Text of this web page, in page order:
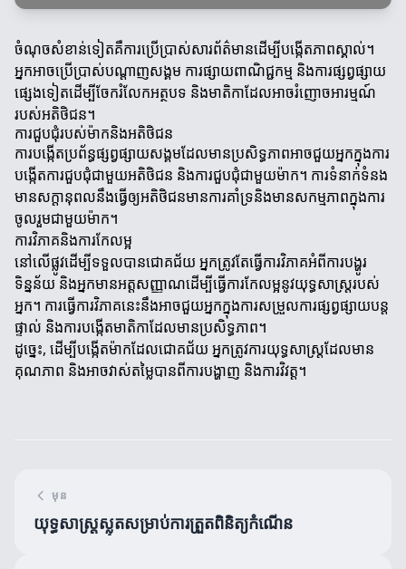
ចំណុចសំខាន់ទៀតគឺការប្រើប្រាស់សារព័ត៌មានដើម្បីបង្កើតភាពស្គាល់។
អ្នកអាចប្រើប្រាស់បណ្តាញសង្គម ការផ្សាយពាណិជ្ជកម្ម និងការផ្សព្វផ្សាយ
ផ្សេងទៀតដើម្បីចែករំលែកអត្ថបទ និងមាតិកាដែលអាចរំញោចអារម្មណ៍
របស់អតិថិជន។
ការជួបជុំរបស់ម៉ាកនិងអតិថិជន
ការបង្កើតប្រព័ន្ធផ្សព្វផ្សាយសង្គមដែលមានប្រសិទ្ធភាពអាចជួយអ្នកក្នុងការ
បង្កើតការជួបជុំជាមួយអតិថិជន និងការជួបជុំជាមួយម៉ាក។ ការទំនាក់ទំនង
មានសក្តានុពលនឹងធ្វើឲ្យអតិថិជនមានការគាំទ្រនិងមានសកម្មភាពក្នុងការ
ចូលរួមជាមួយម៉ាក។
ការវិភាគនិងការកែលម្អ
នៅលើផ្លូវដើម្បីទទួលបានជោគជ័យ អ្នកត្រូវតែធ្វើការវិភាគអំពីការបង្ហូរ
ទិន្នន័យ និងអ្នកមានអត្តសញ្ញាណដើម្បីធ្វើការកែលម្អនូវយុទ្ធសាស្ត្ររបស់
អ្នក។ ការធ្វើការវិភាគនេះនឹងអាចជួយអ្នកក្នុងការសម្រួលការផ្សព្វផ្សាយបន្ត
ផ្ទាល់ និងការបង្កើតមាតិកាដែលមានប្រសិទ្ធភាព។
ដូច្នេះ, ដើម្បីបង្កើតម៉ាកដែលជោគជ័យ អ្នកត្រូវការយុទ្ធសាស្ត្រដែលមាន
គុណភាព និងអាចវាស់តម្លៃបានពីការបង្ហាញ និងការវិវត្ដ។
មុន
យុទ្ធសាស្ត្រស្លុតសម្រាប់ការត្រួតពិនិត្យកំណើន